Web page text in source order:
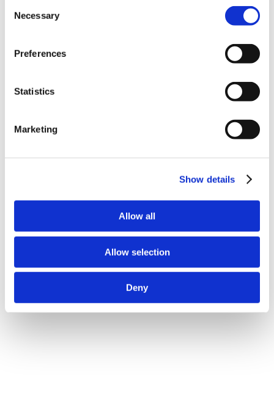
personalisation and advertising categories, in accordance
Selection
Necessary
Preferences
Statistics
Marketing
Show details
Allow all
Allow selection
Deny